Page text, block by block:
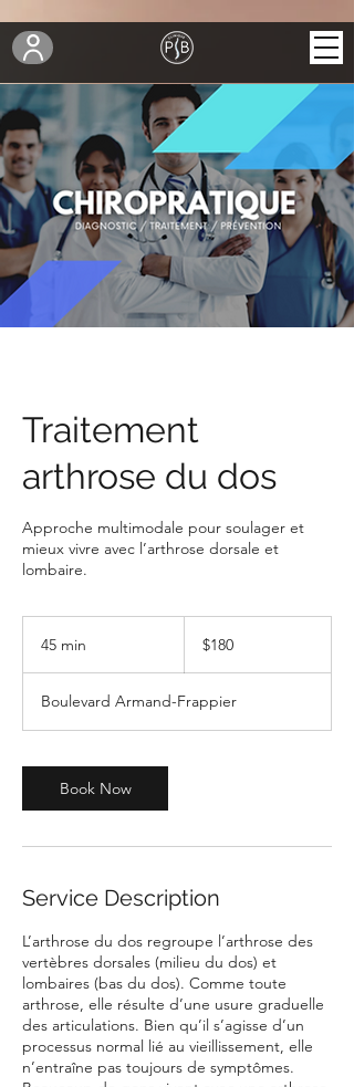
Traitement
arthrose du dos
Approche multimodale pour soulager et
mieux vivre avec l’arthrose dorsale et
lombaire.
45 min
i
n
dollars$180
Boulevard Armand-Frappier
Book Now
Service Description
L’arthrose du dos regroupe l’arthrose des
vertèbres dorsales (milieu du dos) et
lombaires (bas du dos). Comme toute
arthrose, elle résulte d’une usure graduelle
des articulations. Bien qu’il s’agisse d’un
processus normal lié au vieillissement, elle
n’entraîne pas toujours de symptômes.